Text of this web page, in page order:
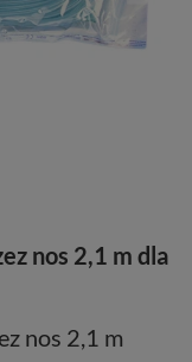
nos 2,1 m dla
nos 2,1 m